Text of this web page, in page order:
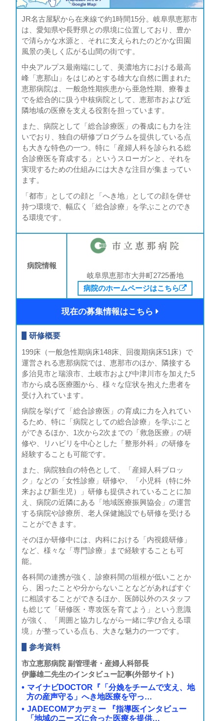
JR名古屋駅から在来線で約1時間15分。岐阜県恵那市
は、愛知県や長野県との県境に位置しており、豊か
で清らかな水源と、それに支えられたのどかな田園
風景の美しく広がる山間の街です。
中央アルプス最南端にして、美濃地方における最高
峰「恵那山」をはじめとする雄大な自然に囲まれた
恵那病院は、一般急性期疾患から亜急性期、療養ま
でを総合的に扱う中核病院として、恵那市および近
隣地域の医療を支える役割を担っています。
また、病院として「総合診療医」の養成にも力を注
いでおり、独自の研修プログラムを提供している点
も大きな特色の一つ。特に「産婦人科を診られる総
合診療医を育成する」というスローガンと、それを
実現するための仕組みには大きな注目が集まってい
ます。
「都市」としての顔と「へき地」としての顔を併せ
持つ環境で、幅広く「総合診療」を学ぶことのでき
る環境です。
病院情報
岐阜県恵那市大井町2725番地
病院のホームページはこちら
現在の募集情報はこちら
研修概要
199床（一般急性期病床148床、回復期病床51床）で
運営される恵那病院では、恵那市のほか、隣接する
多治見市と瑞浪市、土岐市および中津川市を加えた5
市から成る医療圏から、様々な症状を抱えた患者を
受け入れています。
病院を挙げて「総合診療医」の育成に力を入れてい
るため、特に「病院としての総合診療」を学ぶこと
ができるほか、1次から2次までの「救急医療」の研
修や、リハビリを中心とした「整形外科」の研修を
経験することも可能です。
また、病院独自の特色として、「産婦人科ブロッ
ク」などの「女性診療」研修や、「小児科（特に外
来および新生児）」研修も提供されていることに加
え、病院の近隣にある「地域医療振興協会」の運営
する病院や診療所、老人保健施設でも研修を受ける
ことができます。
そのほか研修中には、内科における「内視鏡研修」
など、様々な「専門診療」まで経験することも可
能。
各科間の連携が強く、診療科間の垣根が低いことか
ら、困ったことや分からないことなどがあればすぐ
に相談することができるほか、医師以外のスタッフ
も総じて「研修医・専攻医を育てよう」という意識
が強く、「周囲と協力しながら一緒に学び合える環
境」が整っている点も、大きな魅力の一つです。
参考資料
市立恵那病院 副管理者・産婦人科部長
伊藤雄二先生のインタビュー記事(外部サイト)
マイナビDOCTOR『「分娩をチームで支え、地
方の産声守る」へき地医療を守っ…
JADECOMアカデミー 『指導医インタビュー
「地域のニーズに合った医療を提供…